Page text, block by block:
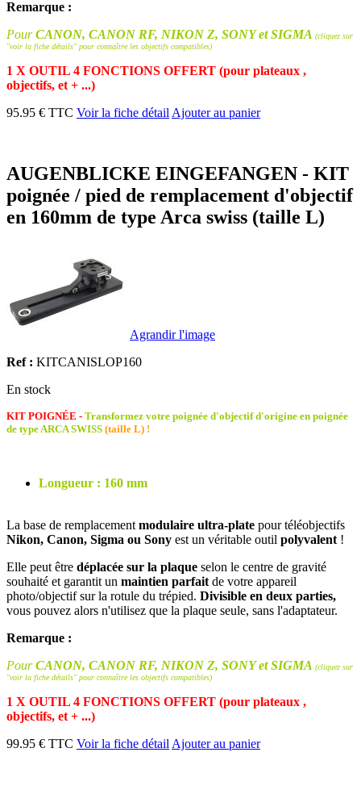
Remarque :
PourCANON, CANON RF, NIKON Z, SONY et SIGMA (cliquez sur
"voir la fiche détails" pour connaître les objectifs compatibles)
1 X OUTIL 4 FONCTIONS OFFERT (pour plateaux ,
objectifs, et + ...)
95.95 € TTC Voir la fiche détail Ajouter au panier
AUGENBLICKE EINGEFANGEN - KIT
poignée / pied de remplacement d'objectif
en 160mm de type Arca swiss (taille L)
Agrandir l'image
Ref : KITCANISLOP160
En stock
KIT POIGNÉE - Transformez votre poignée d'objectif d'origine en poignée
de type ARCA SWISS (taille L) !
Longueur : 160 mm
La base de remplacement modulaire ultra-plate pour téléobjectifs
Nikon, Canon, Sigma ou Sony est un véritable outil polyvalent !
Elle peut être déplacée sur la plaque selon le centre de gravité
souhaité et garantit un maintien parfait de votre appareil
photo/objectif sur la rotule du trépied. Divisible en deux parties,
vous pouvez alors n'utilisez que la plaque seule, sans l'adaptateur.
Remarque :
PourCANON, CANON RF, NIKON Z, SONY et SIGMA (cliquez sur
"voir la fiche détails" pour connaître les objectifs compatibles)
1 X OUTIL 4 FONCTIONS OFFERT (pour plateaux ,
objectifs, et + ...)
99.95 € TTC Voir la fiche détail Ajouter au panier